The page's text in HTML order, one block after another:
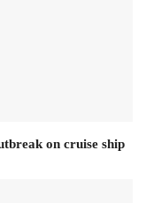
on cruise ship